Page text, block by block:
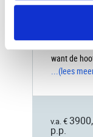
en een
vliegen
want de
...(lees
v.a. €
p.p.